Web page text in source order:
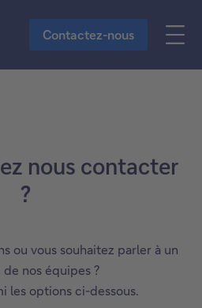
principal
Contactez-nous
nous contacter
?
ou vous souhaitez parler à un
nos équipes ?
les options ci-dessous.